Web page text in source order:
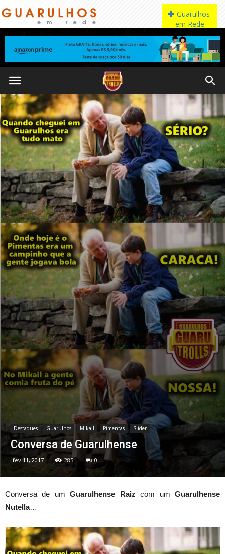
Destaques Guarulhos Mikail Pimentas Slider
Conversa de Guarulhense
fev 11, 2017 285 0
Conversa de umGuarulhense Raiz com umGuarulhense
Nutella…